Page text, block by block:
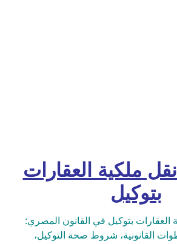
ملكية العقارات
بتوكيل
العقارات بتوكيل في القانون المصري:
القانونية، شروط صحة التوكيل،